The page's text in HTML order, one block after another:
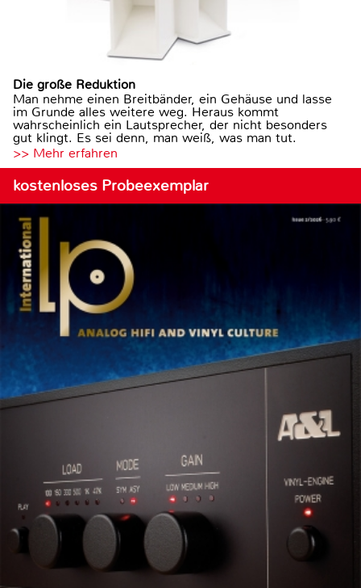
Die große Reduktion
Man nehme einen Breitbänder, ein Gehäuse und lasse
im Grunde alles weitere weg. Heraus kommt
wahrscheinlich ein Lautsprecher, der nicht besonders
gut klingt. Es sei denn, man weiß, was man tut.
>> Mehr erfahren
kostenloses Probeexemplar